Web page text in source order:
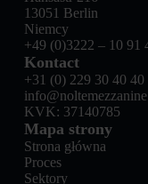
Mapa strony
Strona główna
Proces
Sektory
13051 Berlin
Niemcy
+49 (0)3222 – 10 91
Kontact
+31 (0) 229 30 40 40
KVK: 37140785